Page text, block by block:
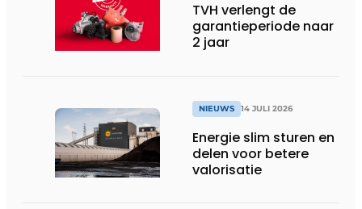
TVH verlengt de
garantieperiode naar
2 jaar
NIEUWS 14 JULI 2026
Energie slim sturen en
delen voor betere
valorisatie